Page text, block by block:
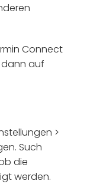
Connect
auf
>
Such
die
werden.